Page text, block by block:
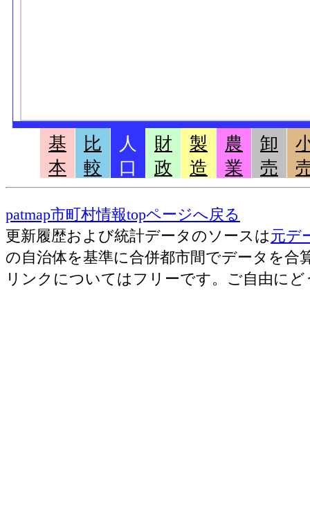
基
本
比
較
人
口
財
政
製
造
農
業
卸
売
patmap市町村情報topページへ戻る
更新履歴および統計データのソースは元デ
の自治体を基準に合併都市間でデータを合
リンクについてはフリーです。ご自由にど